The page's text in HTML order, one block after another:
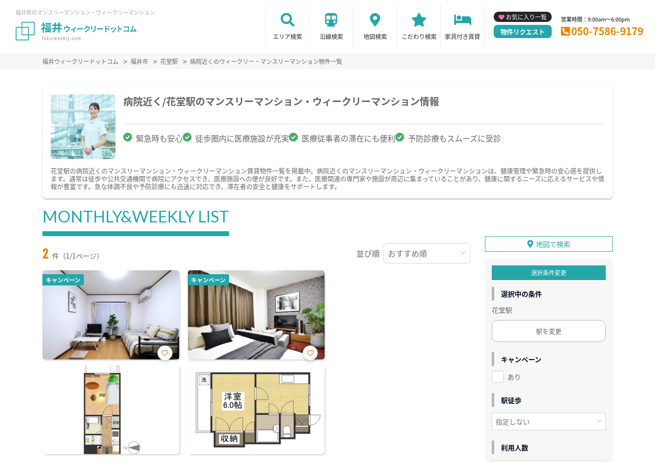
福井県のマンスリーマンション・ウィークリーマンション
エリア検索 沿線検索 地図検索 こだわり検索 家具付き賃貸
お気に入り一覧
物件リクエスト
営業時間：9:00am～6:00pm
050-7586-9179
福井ウィークリードットコム 福井市 花堂駅 病院近くのウィークリー・マンスリーマンション物件一覧
病院近く/花堂駅のマンスリーマンション・ウィークリーマンション情報
緊急時も安心 徒歩圏内に医療施設が充実 医療従事者の滞在にも便利 予防診療もスムーズに受診
花堂駅の病院近くのマンスリーマンション・ウィークリーマンション賃貸物件一覧を掲載中。病院近くのマンスリーマンション・ウィークリーマンションは、健康管理や緊急時の安心感を提供し
ます。通常は徒歩や公共交通機関で病院にアクセスでき、医療施設への便が良好です。また、医療関連の専門家や施設が周辺に集まっていることがあり、健康に関するニーズに応えるサービスや情
報が豊富です。急な体調不良や予防診療にも迅速に対応でき、滞在者の安全と健康をサポートします。
MONTHLY&WEEKLY LIST
2 件（1/1ページ） 並び順
キャンペーン
お気
キャンペーン
お気
に入
り登
録
地図で検索
選択条件変更
選択中の条件
花堂駅
駅を変更
キャンペーン
あり
駅徒歩
利用人数